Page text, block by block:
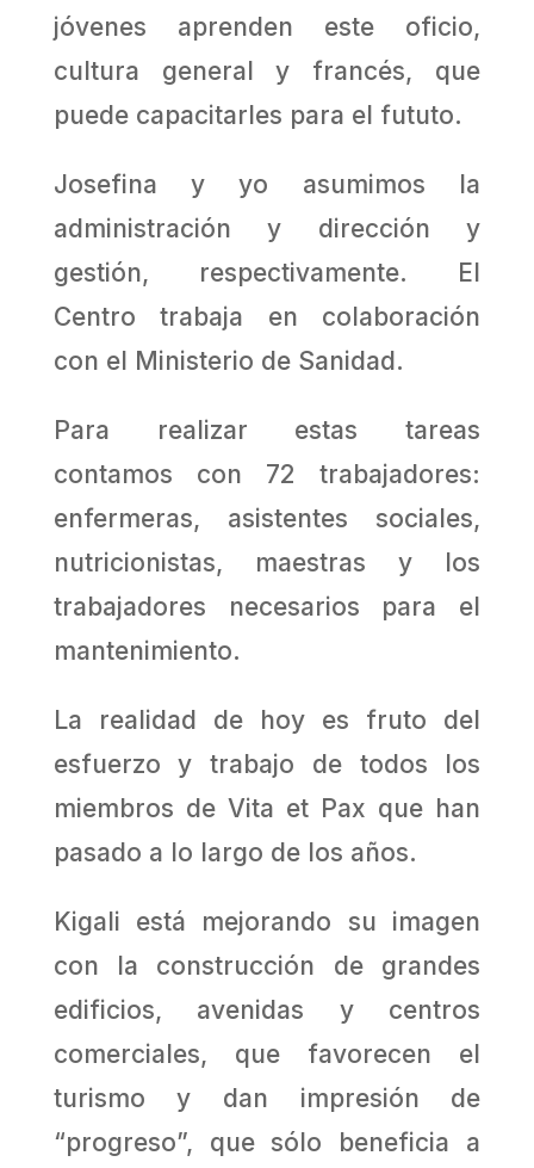
jóvenes aprenden este oficio,
cultura general y francés, que
puede capacitarles para el fututo.
Josefina y yo asumimos la
administración y dirección y
gestión, respectivamente. El
Centro trabaja en colaboración
con el Ministerio de Sanidad.
Para realizar estas tareas
contamos con 72 trabajadores:
enfermeras, asistentes so­ciales,
nutricionistas, maestras y los
trabajadores necesarios para el
mantenimiento.
La realidad de hoy es fruto del
esfuerzo y trabajo de todos los
miembros de Vita et Pax que han
pasado a lo largo de los años.
Kigali está mejorando su imagen
con la construcción de grandes
edificios, avenidas y centros
comerciales, que favorecen el
turismo y dan impresión de
“progreso”, que sólo beneficia a